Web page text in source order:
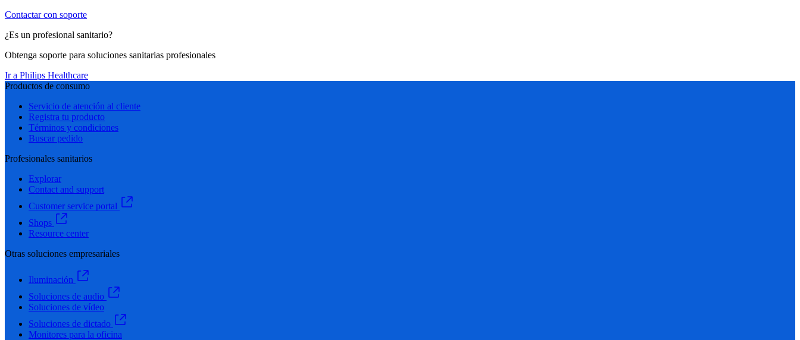
Contactar con soporte
¿Es un profesional sanitario?
Obtenga soporte para soluciones sanitarias profesionales
Ir a Philips Healthcare
Productos de consumo
Servicio de atención al cliente
Registra tu producto
Términos y condiciones
Buscar pedido
Profesionales sanitarios
Explorar
Contact and support
Customer service portal
Shops
Resource center
Otras soluciones empresariales
Iluminación
Soluciones de audio
Soluciones de vídeo
Soluciones de dictado
Monitores para la oficina